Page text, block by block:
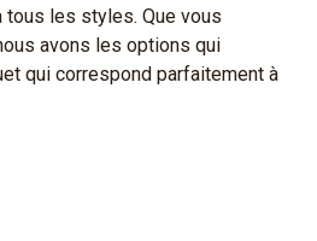
tous les styles. Que vous
avons les options qui
qui correspond parfaitement à